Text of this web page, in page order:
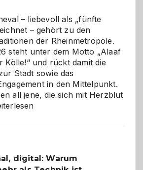
– liebevoll als „fünfte
– gehört zu den
der Rheinmetropole.
steht unter dem Motto „Alaaf
Kölle!“ und rückt damit die
Stadt sowie das
in den Mittelpunkt.
all jene, die sich mit Herzblut
digital: Warum